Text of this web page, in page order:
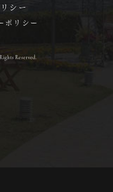
シー
ポリシー
Reserved.